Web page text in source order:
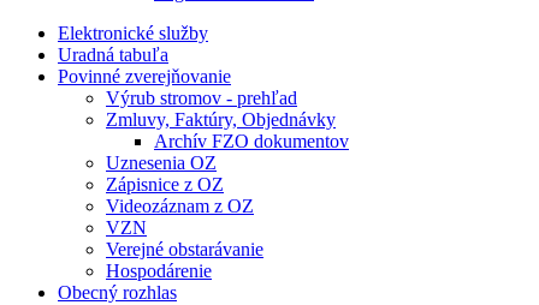
Elektronické služby
Uradná tabuľa
Povinné zverejňovanie
Výrub stromov - prehľad
Zmluvy, Faktúry, Objednávky
Archív FZO dokumentov
Uznesenia OZ
Zápisnice z OZ
Videozáznam z OZ
VZN
Verejné obstarávanie
Hospodárenie
Obecný rozhlas